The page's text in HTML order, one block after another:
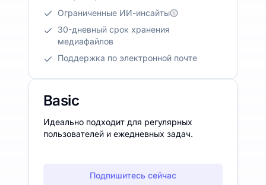
Ограниченные ИИ-инсайты
30-дневный срок хранения
медиафайлов
Поддержка по электронной почте
Basic
Идеально подходит для регулярных
пользователей и ежедневных задач.
Подпишитесь сейчас